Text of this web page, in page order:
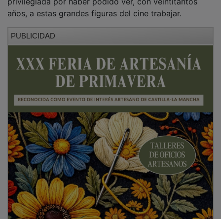
años, a estas grandes figuras del cine trabajar.